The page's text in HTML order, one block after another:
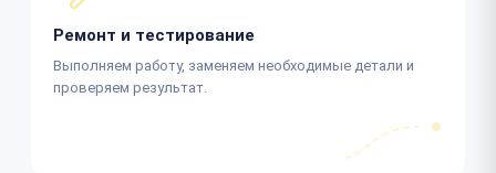
Ремонт и тестирование
Выполняем работу, заменяем необходимые детали и
проверяем результат.